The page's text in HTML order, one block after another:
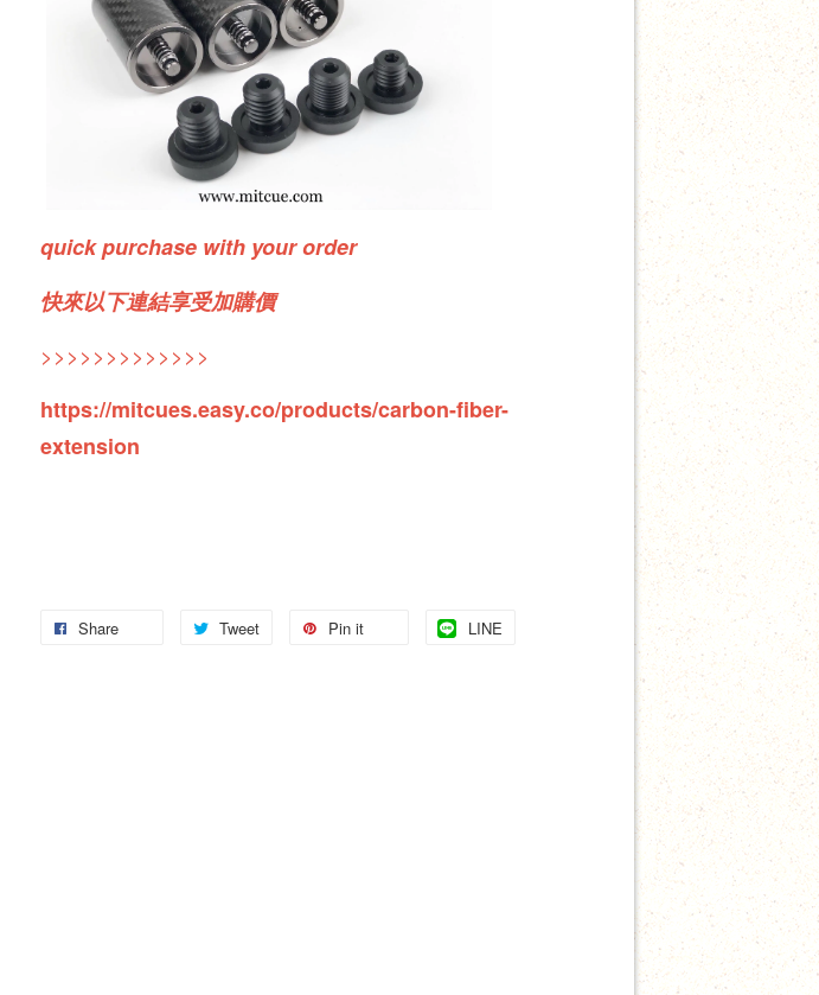
quick purchase with your order
快來以下連結享受加購價
>>>>>>>>>>>>>
https://mitcues.easy.co/products/carbon-fiber-
extension
Share Tweet Pin it LINE